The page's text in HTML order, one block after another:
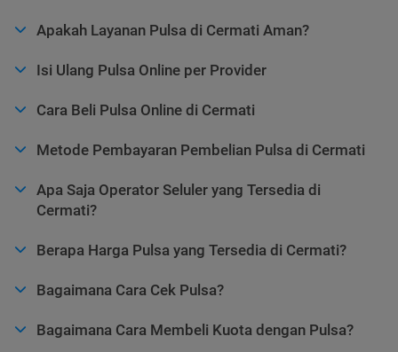
Apakah Layanan Pulsa di Cermati Aman?
Isi Ulang Pulsa Online per Provider
Cara Beli Pulsa Online di Cermati
Metode Pembayaran Pembelian Pulsa di Cermati
Apa Saja Operator Seluler yang Tersedia di
Cermati?
Berapa Harga Pulsa yang Tersedia di Cermati?
Bagaimana Cara Cek Pulsa?
Bagaimana Cara Membeli Kuota dengan Pulsa?